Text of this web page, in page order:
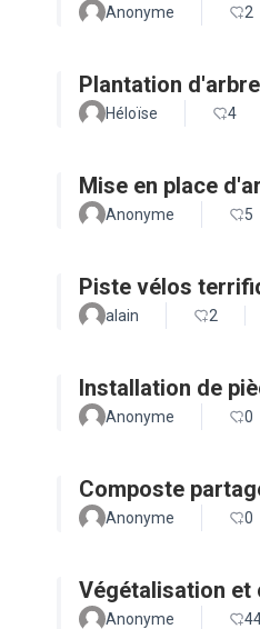
Anonyme 2
Plantation
Héloïse 4
Mise en place
Anonyme 5
Piste vélos
alain 2
Installation de
Anonyme 0
Composte
Anonyme 0
Végétalisation et
Anonyme